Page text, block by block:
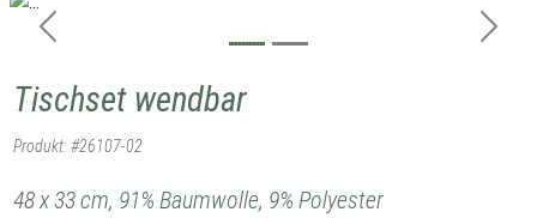
Previous Next
Tischset wendbar
Produkt: #26107-02
48 x 33 cm, 91% Baumwolle, 9% Polyester